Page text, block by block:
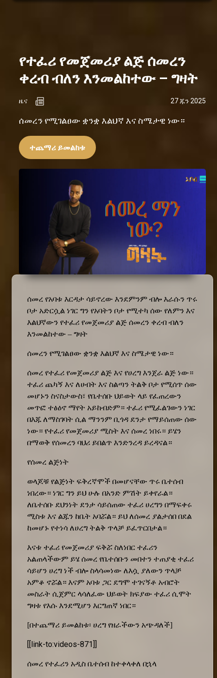
የተፈሪ የመጀመሪያ ልጅ ሰመረን
ቀረብ ብለን እንመልከተው – ግዛት
ዜና 27 ጁን 2025
ሰመረን የሚገልፀው ቋንቋ እልህኛ እና ስሜታዊ ነው።
ተጨማሪ ይመልከቱ
ሰመረ የአባቱ እርዳታ ሳይኖረው እንደምንም ብሎ እራሱን ጥሩ
ቦታ አድርሷል ነገር ግን የአባትን ቦታ የሚተካ ሰው የለምን እና
እልህኛውን የተፈሪ የመጀመሪያ ልጅ ሰመረን ቀረብ ብለን
እንመልከተው – ግዛት
ሰመረን የሚገልፀው ቋንቋ እልህኛ እና ስሜታዊ ነው።
ሰመረ የተፈሪ የመጀመሪያ ልጅ እና የሀረግ እንጀራ ልጅ ነው።
ተፈሪ ጨካኝ እና ለሀብት እና ስልጣን ትልቅ ቦታ የሚሰጥ ሰው
መሆኑን ስናስታውስ፣ የቤተሰቡ ህይወት ላይ የፈጠረውን
መጥፎ ተፅዕኖ ማየት አይከብድም። ተፈሪ የሚፈልገውን ነገር
በእጁ ለማስገባት ሲል ማንንም ቢጎዳ ደንታ የማይሰጠው ሰው
ነው። የተፈሪ የመጀመሪያ ሚስት እና ሰመረ ነበሩ። ይሄን
በማወቅ የሰመረን ባህሪ ይበልጥ እንድንረዳ ይረዳናል።
የሰመረ ልጅነት
ወላጆቹ የልጅነት ፍቅረኛሞች በመሆናቸው ጥሩ ቤተሰብ
ነበረው። ነገር ግን ይህ ሁሉ በአንድ ምሽት ይቀየራል።
ለቤተሰቡ ደህንነት ደንታ ሳይሰጠው ተፈሪ ሀረግን በማፍቀሩ
ሚስቱ እና ልጁን ከቤት አባሯል። ይህ ለሰመረ ያልታሰበ በደል
ከመሆኑ የተነሳ ለሀረግ ትልቅ ጥላቻ ይፈጥርበታል።
እናቱ ተፈሪ የመጀመሪያ ፍቅሯ ስለነበር ተፈሪን
አልጠላችውም ይሄ ሰመረ የቤተሰቡን መበተን ተጠያቂ ተፈሪ
ሳይሆን ሀረግ ነች ብሎ ስላሳመነው ለእሷ ያለውን ጥላቻ
አምቆ ኖሯል። እናም አባቱ ጋር ደግሞ ተገናኝቶ አብሮት
መስራት ሲጀምር ላሳለፈው ህይወት ክፍያው ተፈሪ ሲሞት
ግዛቱ የእሱ እንደሚሆን እርግጠኛ ነበር።
[በተጨማሪ ይመልከቱ፡ ሀረግ የዘራችውን አጭዳለች]
[[link-to:videos-871]]
ሰመረ የተፈሪን አዲስ ቤተሰብ ከተቀላቀለ በኋላ